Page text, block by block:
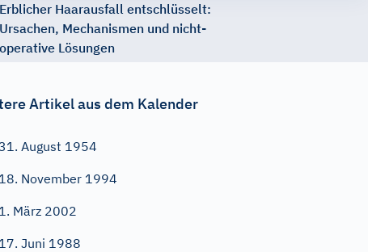
Erblicher Haarausfall entschlüsselt:
Ursachen, Mechanismen und nicht-
operative Lösungen
Artikel aus dem Kalender
August 1954
18. November 1994
1. März 2002
17. Juni 1988